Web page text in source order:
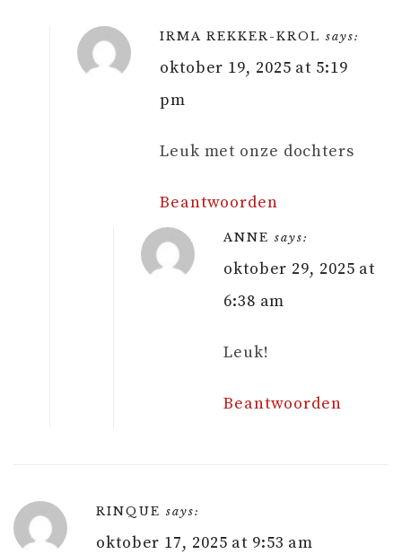
IRMA REKKER-KROL says:
oktober 19, 2025 at 5:19
pm
Leuk met onze dochters
Beantwoorden
ANNE says:
oktober 29, 2025 at
6:38 am
Leuk!
Beantwoorden
RINQUE says:
oktober 17, 2025 at 9:53 am